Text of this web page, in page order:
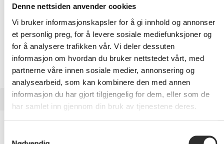
Denne nettsiden anvender cookies
Vi bruker informasjonskapsler for å gi innhold og annonser
et personlig preg, for å levere sosiale mediefunksjoner og
for å analysere trafikken vår. Vi deler dessuten
informasjon om hvordan du bruker nettstedet vårt, med
partnerne våre innen sosiale medier, annonsering og
analysearbeid, som kan kombinere den med annen
informasjon du har gjort tilgjengelig for dem, eller som de
har samlet inn gjennom din bruk av tjenestene deres.
imponerer, kan du være stolt av å vite at tastaturrammen
består av 90% resirkulert magnesium, og bunndekselet har
55% resirkulert aluminium. Begge fargealternativer
inkluderer høyttaler, batteri og adapter laget av 90% PCC
(resirkulert plast fra forbruker) og leveres i plastfri
emballasje.
UTVIDET INFORMASJON